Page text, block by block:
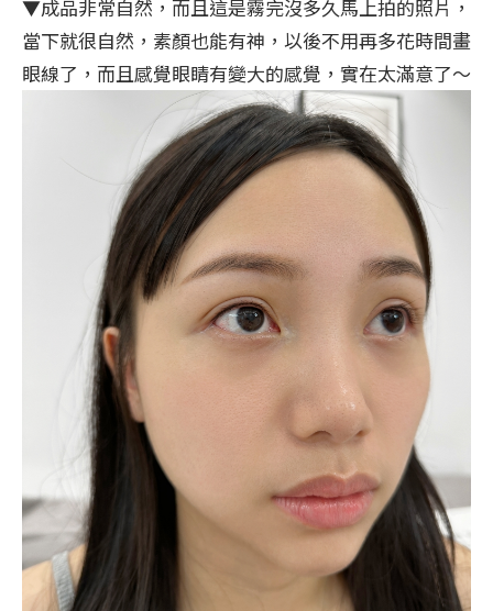
▼成品非常自然，而且這是霧完沒多久馬上拍的照片，
當下就很自然，素顏也能有神，以後不用再多花時間畫
眼線了，而且感覺眼睛有變大的感覺，實在太滿意了～